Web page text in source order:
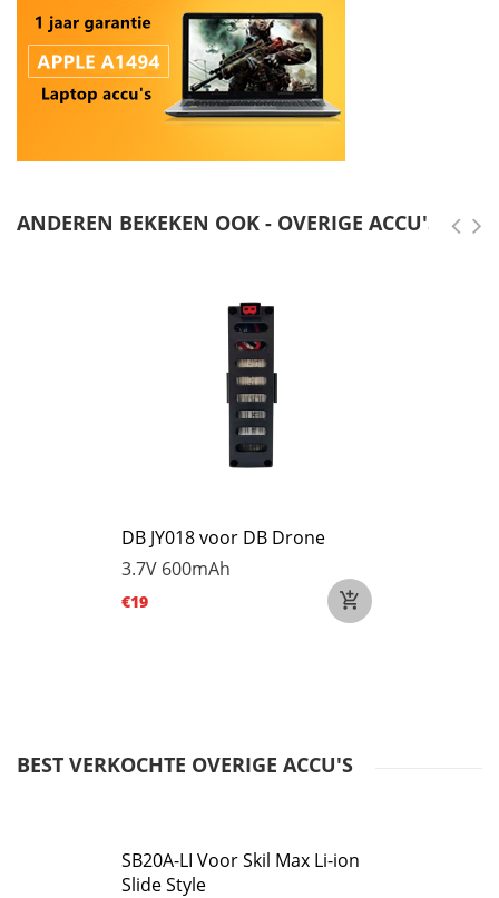
ANDEREN BEKEKEN OOK - OVERIGE ACCU'S
DB JY018 voor DB Drone
3.7V 600mAh
€19
BEST VERKOCHTE OVERIGE ACCU'S
SB20A-LI Voor Skil Max Li-ion
Slide Style